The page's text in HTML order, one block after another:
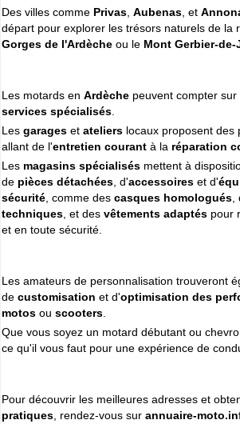
Cliquer sur la 1ere lettre du nom de votre
SÉLECTION d'adresses :
O(47) P(227) Q(18) R
(22) X (1)
Espace professionnelsMOTO
Gestion de votre compte PRO
Des villes comme Privas Aubenas , et
départ pour explorer les trésors naturels de la
Gorges de l'Ardèche ou le Mont Gerbier-de-
Les motards en Ardèche peuvent compter
services spécialisés
Les garages et ateliers locaux proposent des
allant de l'entretien courant à la réparation
Les magasins spécialisés mettent à
de pièces détachées , d'accessoires et d'
sécurité , comme des casques homologués
techniques , et des vêtements adaptés pour
et en toute sécurité.
Les amateurs de personnalisation trouveront
de customisation et d'optimisation des
motos ou scooters
Que vous soyez un motard débutant ou
ce qu'il vous faut pour une expérience de
Pour découvrir les meilleures adresses et
pratiques , rendez-vous sur annuaire-